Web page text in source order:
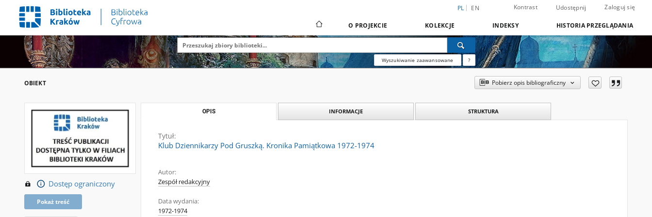
PL EN Kontrast Udostępnij Zaloguj się
O PROJEKCIE KOLEKCJE INDEKSY HISTORIA PRZEGLĄDANIA
Wyszukiwanie zaawansowane ?
OBIEKT Pobierz opis bibliograficzny
Dostęp ograniczony
Pokaż treść
OPIS INFORMACJE STRUKTURA
Tytuł:
Klub Dziennikarzy Pod Gruszką. Kronika Pamiątkowa 1972-1974
Autor:
Zespół redakcyjny
Data wydania:
1972-1974